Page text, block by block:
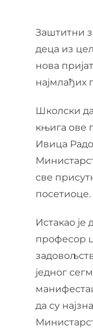
Заштитни
деца из
нова
најмлађих
Школски
књига ове
Ивица
све
посетиоце.
Истакао је
професор
једног
да су